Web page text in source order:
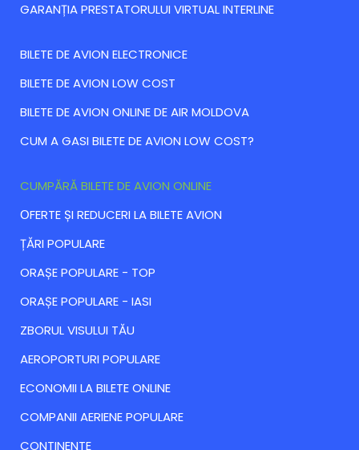
GARANȚIA PRESTATORULUI VIRTUAL INTERLINE
BILETE DE AVION ELECTRONICE
BILETE DE AVION LOW COST
BILETE DE AVION ONLINE DE AIR MOLDOVA
CUM A GASI BILETE DE AVION LOW COST?
CUMPĂRĂ BILETE DE AVION ONLINE
ОFERTE ȘI REDUCERI LA BILETE AVION
ȚĂRI POPULARE
ORAȘE POPULARE - TOP
ORAȘE POPULARE - IASI
ZBORUL VISULUI TĂU
AEROPORTURI POPULARE
ECONOMII LA BILETE ONLINE
COMPANII AERIENE POPULARE
CONTINENTE